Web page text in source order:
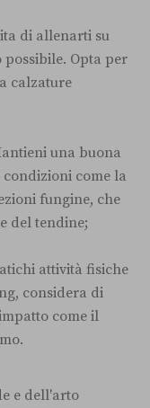
di allenarti su
Opta per
calzature
una buona
come la
fungine, che
del tendine;
attività fisiche
considera di
come il
e dell'arto